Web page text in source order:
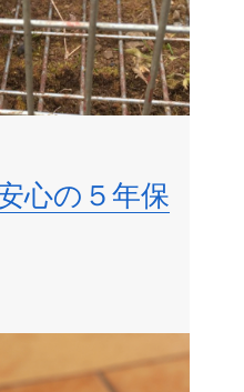
心の５年保